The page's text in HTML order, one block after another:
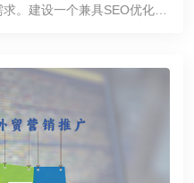
。建设一个兼具SEO优化能